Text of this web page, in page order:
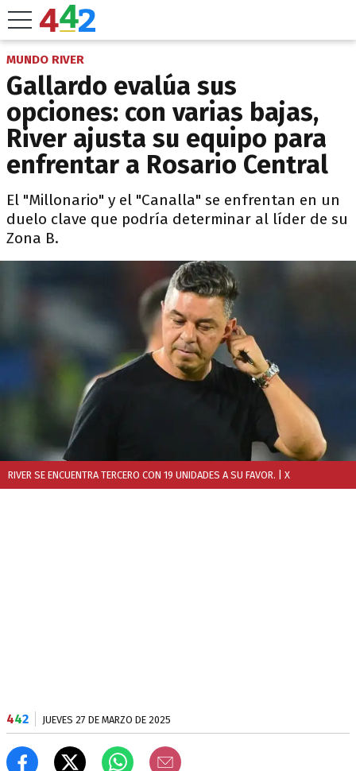
MUNDO RIVER
Gallardo evalúa sus
opciones: con varias bajas,
River ajusta su equipo para
enfrentar a Rosario Central
El "Millonario" y el "Canalla" se enfrentan en un
duelo clave que podría determinar al líder de su
Zona B.
RIVER SE ENCUENTRA TERCERO CON 19 UNIDADES A SU FAVOR. | X
442 JUEVES 27 DE MARZO DE 2025